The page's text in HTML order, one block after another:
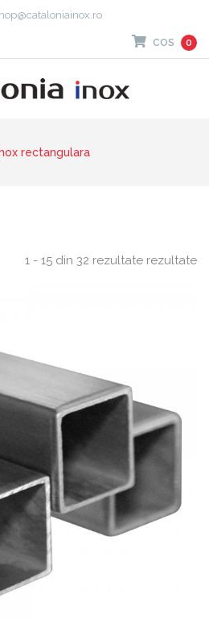
COS 0
rectangulara
1 - 15 din 32 rezultate rezultate